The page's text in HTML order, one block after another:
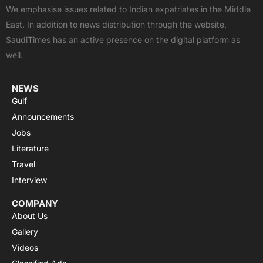
b
o
o
k
i
t
t
e
u
b
e
s
a
p
p
a
g
r
a
We emphasise issues related to Indian expatriates in the Middle
East. In addition to news distribution through the website,
SaudiTimes has an active presence on the digital platform as
well.
NEWS
Gulf
Announcements
Jobs
Literature
Travel
Interview
COMPANY
About Us
Gallery
Videos